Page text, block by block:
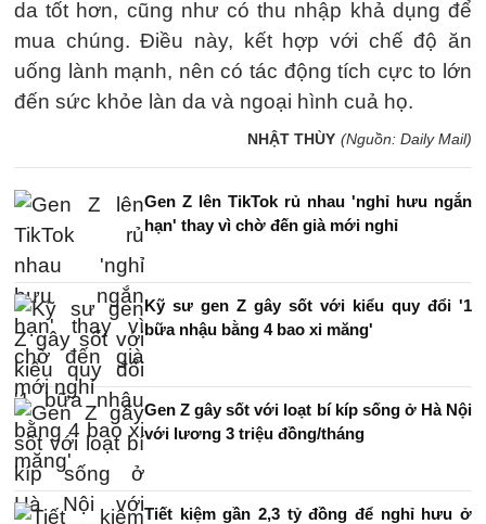
da tốt hơn, cũng như có thu nhập khả dụng để
mua chúng. Điều này, kết hợp với chế độ ăn
uống lành mạnh, nên có tác động tích cực to lớn
đến sức khỏe làn da và ngoại hình cuả họ.
NHẬT THÙY (Nguồn: Daily Mail)
Gen Z lên TikTok rủ nhau 'nghỉ hưu ngắn
hạn' thay vì chờ đến già mới nghỉ
Kỹ sư gen Z gây sốt với kiểu quy đổi '1
bữa nhậu bằng 4 bao xi măng'
Gen Z gây sốt với loạt bí kíp sống ở Hà Nội
với lương 3 triệu đồng/tháng
Tiết kiệm gần 2,3 tỷ đồng để nghỉ hưu ở